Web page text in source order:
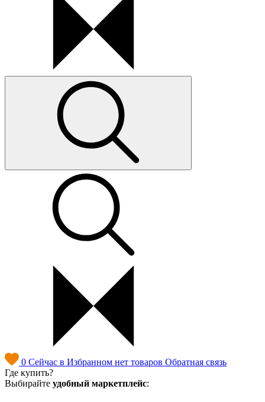
0 Сейчас в Избранном нет товаров Обратная связь
Где купить?
Выбирайте удобный маркетплейс: